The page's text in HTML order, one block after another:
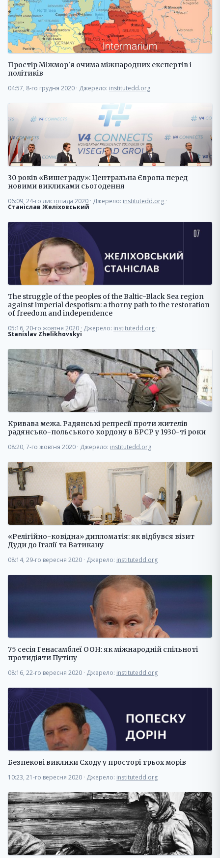
Простір Міжмор'я очима міжнародних експертів і
політиків
04:57, 8-го грудня 2020 · Джерело: institutedd.org
30 років «Вишеграду»: Центральна Європа перед
новими викликами сьогодення
06:09, 24-го листопада 2020 · Джерело: institutedd.org ·
Станіслав Желіховський
The struggle of the peoples of the Baltic-Black Sea region
against imperial despotism: a thorny path to the restoration
of freedom and independence
05:16, 20-го жовтня 2020 · Джерело: institutedd.org ·
Stanislav Zhelikhovskyi
Кривава межа. Радянські репресії проти жителів
радянсько-польського кордону в БРСР у 1930-ті роки
08:20, 7-го жовтня 2020 · Джерело: institutedd.org
«Релігійно-ковідна» дипломатія: як відбувся візит
Дуди до Італії та Ватикану
08:14, 29-го вересня 2020 · Джерело: institutedd.org
75 сесія Генасамблеї ООН: як міжнародній спільноті
протидіяти Путіну
08:16, 22-го вересня 2020 · Джерело: institutedd.org
Безпекові виклики Сходу у просторі трьох морів
10:23, 21-го вересня 2020 · Джерело: institutedd.org